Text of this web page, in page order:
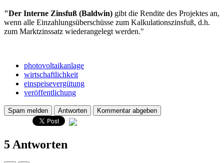
"Der Interne Zinsfuß (Baldwin) gibt die Rendite des Projektes an,
wenn alle Einzahlungsüberschüsse zum Kalkulationszinsfuß, d.h.
zum Marktzinssatz wiederangelegt werden."
photovoltaikanlage
wirtschaftlichkeit
einspeisevergütung
veröffentlichung
5 Antworten